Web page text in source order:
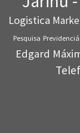
Logistica
Pesquisa
Edgard